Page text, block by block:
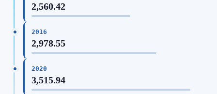
2,560.42
2016
2,978.55
2020
3,515.94